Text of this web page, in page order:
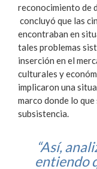
reconocimiento de
concluyó que las
encontraban en
tales problemas
inserción en el
culturales y
implicaron una
marco donde lo
subsistencia.
“Así,
entiendo